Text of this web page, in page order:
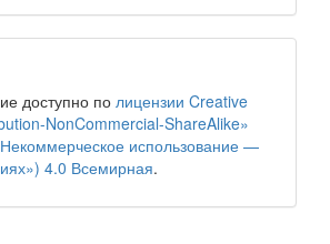
доступно по лицензии Creative
NonCommercial-ShareAlike»
использование —
4.0 Всемирная.